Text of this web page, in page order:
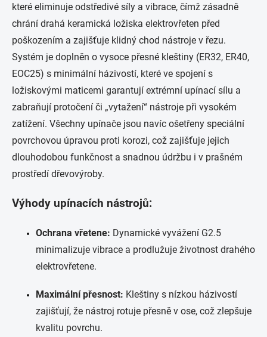
které eliminuje odstředivé síly a vibrace, čímž zásadně
chrání drahá keramická ložiska elektrovřeten před
poškozením a zajišťuje klidný chod nástroje v řezu.
Systém je doplněn o vysoce přesné kleštiny (ER32, ER40,
EOC25) s minimální házivostí, které ve spojení s
ložiskovými maticemi garantují extrémní upínací sílu a
zabraňují protočení či „vytažení“ nástroje při vysokém
zatížení. Všechny upínače jsou navíc ošetřeny speciální
povrchovou úpravou proti korozi, což zajišťuje jejich
dlouhodobou funkčnost a snadnou údržbu i v prašném
prostředí dřevovýroby.
Výhody upínacích nástrojů:
Ochrana vřetene: Dynamické vyvážení G2.5
minimalizuje vibrace a prodlužuje životnost drahého
elektrovřetene.
Maximální přesnost: Kleštiny s nízkou házivostí
zajišťují, že nástroj rotuje přesně v ose, což zlepšuje
kvalitu povrchu.